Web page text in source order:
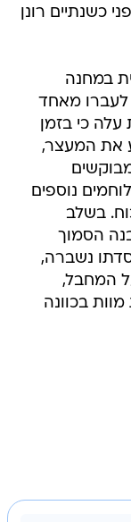
כשנתיים רונן
במחנה
לעברו מאחד
עלה כי בזמן
את המעצר,
נוספים
בשלב
הסמוך
נשברה,
המחבל,
בכוונה